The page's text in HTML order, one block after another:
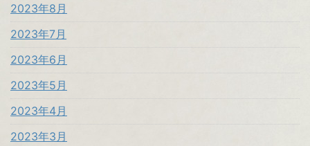
2023年8月
2023年7月
2023年6月
2023年5月
2023年4月
2023年3月